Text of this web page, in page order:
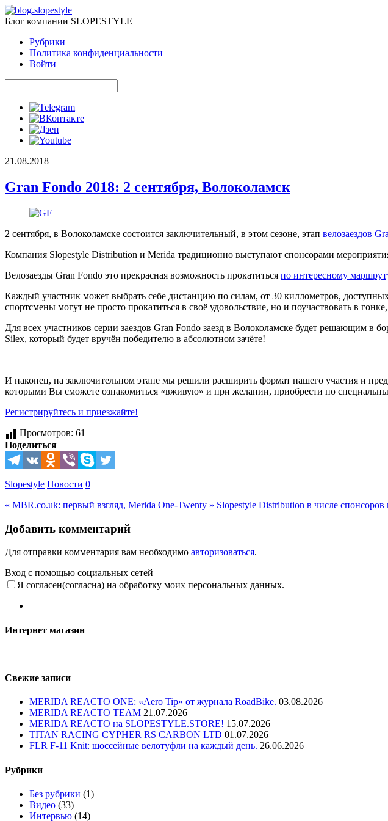
Блог компании SLOPESTYLE
Рубрики
Политика конфиденциальности
Войти
21.08.2018
Gran Fondo 2018: 2 сентября, Волоколамск
2 сентября, в Волоколамске состоится заключительный, в этом сезоне, этап велозаездов
Компания Slopestyle Distribution и Merida традиционно выступают спонсорами
Велозаезды Gran Fondo это прекрасная возможность прокатиться по интересному
Каждый участник может выбрать себе дистанцию по силам, от 30 киллометров,
спортсмены могут не просто прокатиться в своё удовольствие, но и поучаствовать в
Для всех участников серии заездов Gran Fondo заезд в Волоколамске будет решающим
Silex, который будет вручён победителю в абсолютном зачёте!
И наконец, на заключительном этапе мы решили расширить формат нашего участия и
которыми Вы сможете ознакомиться «вживую» и при желании, приобрести по
Регистрируйтесь и приезжайте!
Просмотров: 61
Поделиться
Slopestyle Новости 0
« MBR.co.uk: первый взгляд, Merida One-Twenty » Slopestyle Distribution в числе
Добавить комментарий
Для отправки комментария вам необходимо авторизоваться.
Вход с помощью социальных сетей
Я согласен(согласна) на обработку моих персональных данных.
Интернет магазин
Свежие записи
MERIDA REACTO ONE: «Aero Tip» от журнала RoadBike. 03.08.2026
MERIDA REACTO TEAM 21.07.2026
MERIDA REACTO на SLOPESTYLE.STORE! 15.07.2026
TITAN RACING CYPHER RS CARBON LTD 01.07.2026
FLR F-11 Knit: шоссейные велотуфли на каждый день. 26.06.2026
Рубрики
Без рубрики (1)
Видео (33)
Интервью (14)